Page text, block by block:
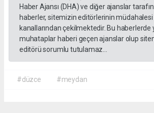
Haber Ajansı (DHA) ve diğer ajanslar
haberler, sitemizin editörlerinin
kanallarından çekilmektedir. Bu haberlerde
muhataplar haberi geçen ajanslar olup
editörü sorumlu tutulamaz...
#düzce #meydan